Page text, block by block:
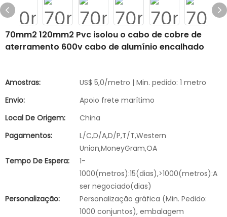
70mm2 120mm2 Pvc isolou o cabo de cobre de
aterramento 600v cabo de alumínio encalhado
Amostras:
US$ 5,0/metro | Min. pedido: 1 metro
Envio:
Apoio frete marítimo
Local De Origem:
China
Pagamentos:
L/C,D/A,D/P,T/T,Western
Union,MoneyGram,OA
Tempo De Espera:
1-
1000(metros):15(dias),>1000(metros):A
ser negociado(dias)
Personalização:
Personalização gráfica (Min. Pedido:
1000 conjuntos), embalagem